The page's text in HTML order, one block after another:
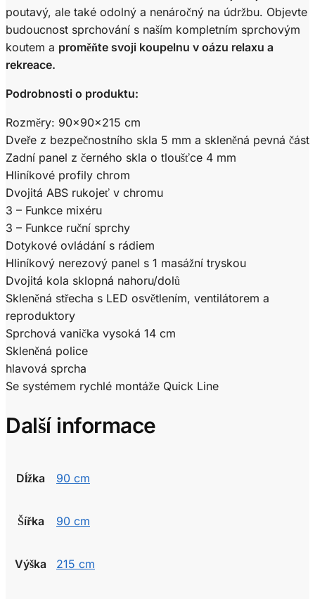
poutavý, ale také odolný a nenáročný na údržbu. Objevte
budoucnost sprchování s naším kompletním sprchovým
koutem a proměňte svoji koupelnu v oázu relaxu a
rekreace.
Podrobnosti o produktu:
Rozměry: 90x90x215 cm
Dveře z bezpečnostního skla 5 mm a skleněná pevná část
Zadní panel z černého skla o tloušťce 4 mm
Hliníkové profily chrom
Dvojitá ABS rukojeť v chromu
3 – Funkce mixéru
3 – Funkce ruční sprchy
Dotykové ovládání s rádiem
Hliníkový nerezový panel s 1 masážní tryskou
Dvojitá kola sklopná nahoru/dolů
Skleněná střecha s LED osvětlením, ventilátorem a
reproduktory
Sprchová vanička vysoká 14 cm
Skleněná police
hlavová sprcha
Se systémem rychlé montáže Quick Line
Další informace
Dĺžka 90 cm
Šířka 90 cm
Výška 215 cm